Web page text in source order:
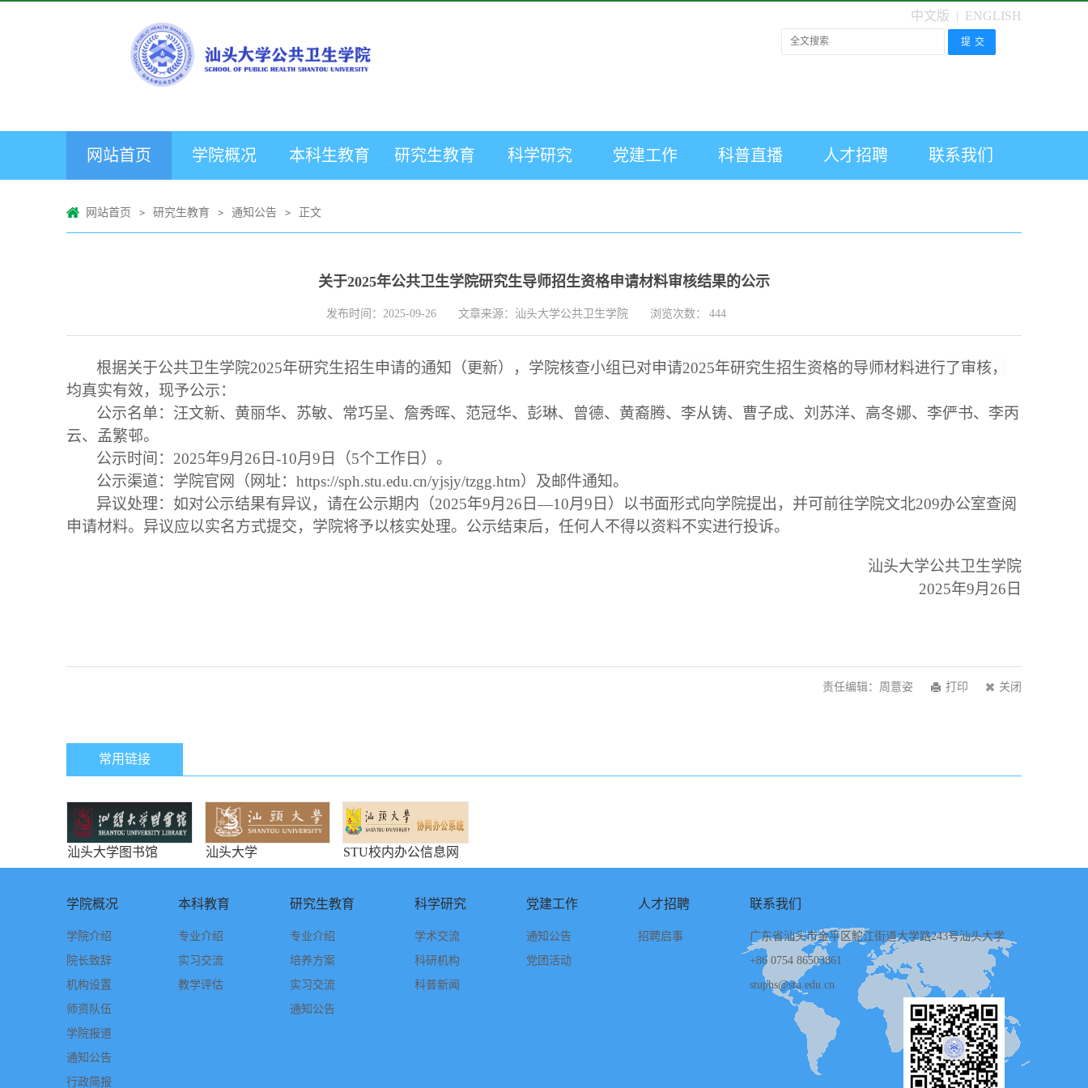
中文版 | ENGLISH
网站首页 学院概况 本科生教育 研究生教育 科学研究 党建工作 科普直播 人才招聘 联系我们
网站首页 > 研究生教育 > 通知公告 > 正文
关于2025年公共卫生学院研究生导师招生资格申请材料审核结果的公示
发布时间：2025-09-26 文章来源：汕头大学公共卫生学院 浏览次数： 444
根据关于公共卫生学院2025年研究生招生申请的通知（更新），学院核查小组已对申请2025年研究生招生资格的导师材料进行了审核，
均真实有效，现予公示：
公示名单：汪文新、黄丽华、苏敏、常巧呈、詹秀晖、范冠华、彭琳、曾德、黄裔腾、李从铸、曹子成、刘苏洋、高冬娜、李俨书、李丙
云、孟繁邨。
公示时间： 2025年9月26日-10月9日（5个工作日）。
公示渠道：学院官网（网址： https://sph.stu.edu.cn/yjsjy/tzgg.htm）及邮件通知。
异议处理： 如对公示结果有异议，请在公示期内（2025年9月26日—10月9日）以书面形式向学院提出，并可前往学院文北209办公室查阅
申请材料。异议应以实名方式提交，学院将予以核实处理。公示结束后，任何人不得以资料不实进行投诉。
汕头大学公共卫生学院
2025年9月26日
关闭
打印
责任编辑：周薏姿
常用链接
汕头大学图书馆 汕头大学 STU校内办公信息网
学院概况
学院介绍
院长致辞
机构设置
师资队伍
学院报道
通知公告
行政简报
本科教育
专业介绍
实习交流
教学评估
研究生教育
专业介绍
培养方案
实习交流
通知公告
科学研究
学术交流
科研机构
科普新闻
党建工作
通知公告
党团活动
人才招聘
招聘启事
联系我们
广东省汕头市金平区鮀江街道大学路243号汕头大学
+86 0754 86503861
stuphs@stu.edu.cn